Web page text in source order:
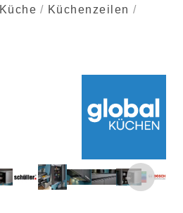
Küche
Küchenzeilen